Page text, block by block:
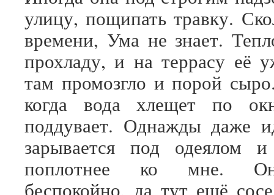
улицу, пощипать травку.
времени, Ума не знает.
прохладу, и на террасу её
там промозгло и порой
когда вода хлещет по
поддувает. Однажды даже
зарывается под одеялом
поплотнее ко мне.
беспокойно, да тут ещё